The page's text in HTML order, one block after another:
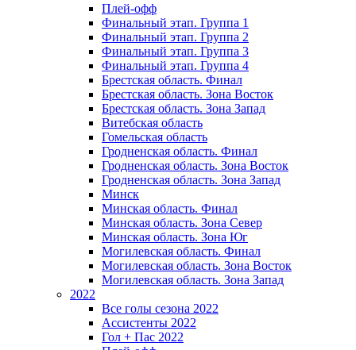
Плей-офф
Финальный этап. Группа 1
Финальный этап. Группа 2
Финальный этап. Группа 3
Финальный этап. Группа 4
Брестская область. Финал
Брестская область. Зона Восток
Брестская область. Зона Запад
Витебская область
Гомельская область
Гродненская область. Финал
Гродненская область. Зона Восток
Гродненская область. Зона Запад
Минск
Минская область. Финал
Минская область. Зона Север
Минская область. Зона Юг
Могилевская область. Финал
Могилевская область. Зона Восток
Могилевская область. Зона Запад
2022
Все голы сезона 2022
Ассистенты 2022
Гол + Пас 2022